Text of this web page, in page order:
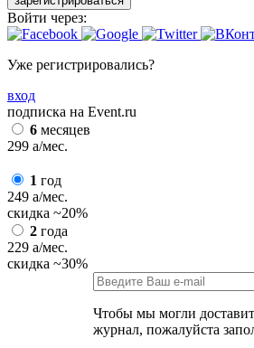
Войти через:
Уже регистрировались?
вход
подписка на Event.ru
6 месяцев
299 a/мес.
1 год
249 a/мес.
скидка ~20%
2 года
229 a/мес.
скидка ~30%
Чтобы мы могли
журнал, пожалуйста